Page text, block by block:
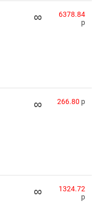
∞
6378.84
p
∞ 266.80 p
∞
1324.72
p